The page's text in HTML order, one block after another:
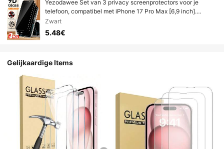
Yezodawee Set van 3 privacy screenprotectors voor je
telefoon, compatibel met iPhone 17 Pro Max [6,9 inch].
Beschermt tegen breuken en stoten. De privacyfunctie zorgt
ervoor dat het scherm alleen van voren zichtbaar is. De
antireflectie- en anti-vingerafdrukcoating vermindert
Een perfect cadeau voor Moederdag.
Zwart
5.48€
Gelijkaardige Items